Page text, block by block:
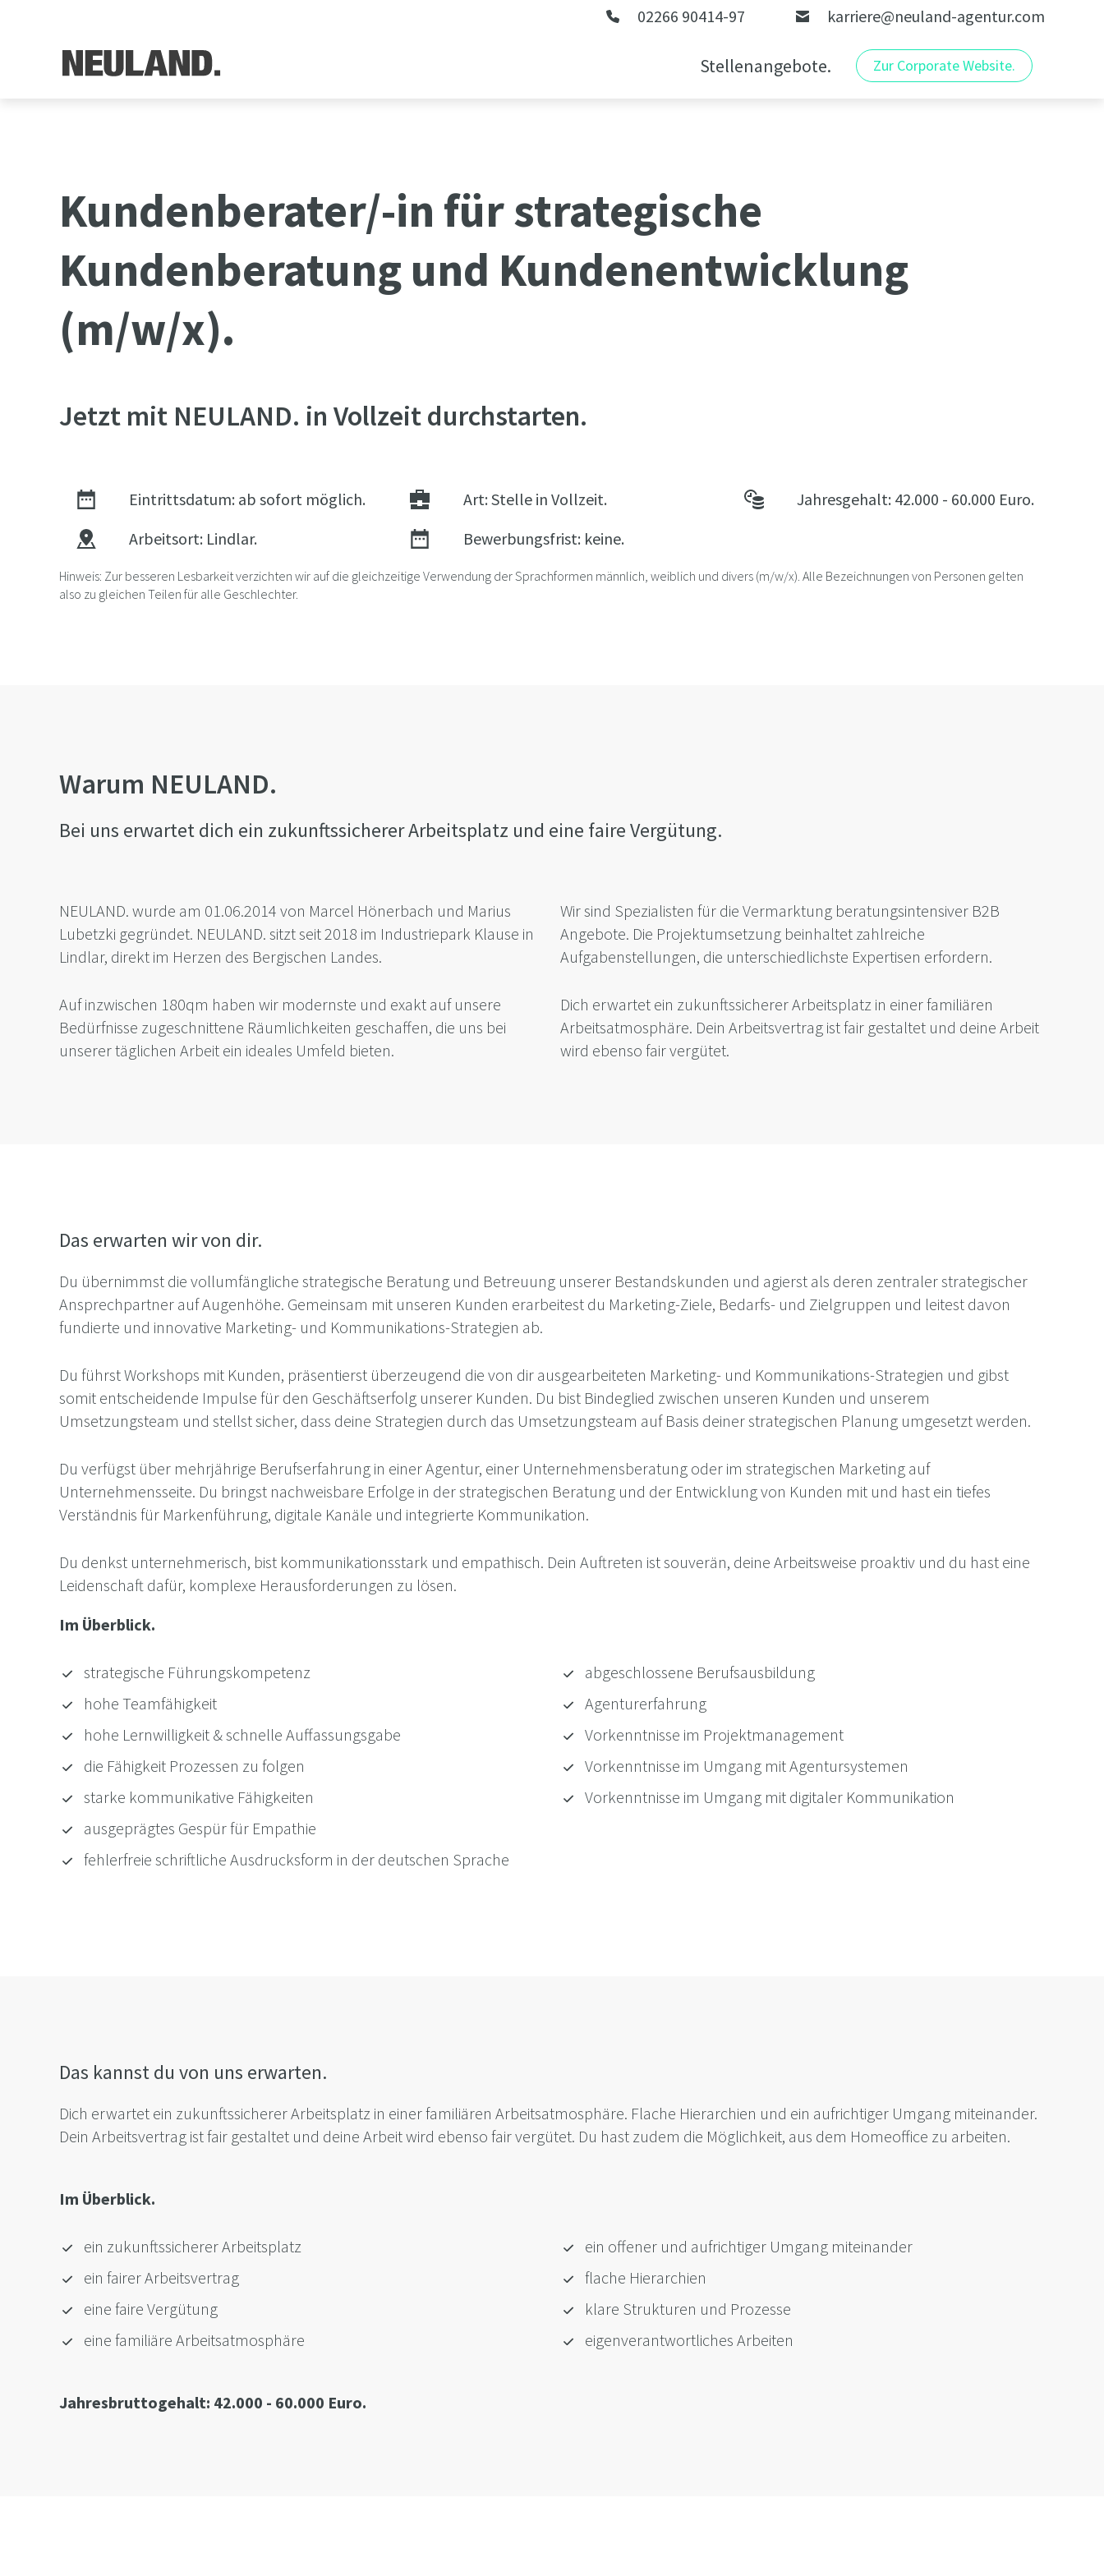
02266 90414-97 karriere@neuland-agentur.com
Stellenangebote. Zur Corporate Website.
Kundenberater/-in für strategische
Kundenberatung und Kundenentwicklung
(m/w/x).
Jetzt mit NEULAND. in Vollzeit durchstarten.
Eintrittsdatum: ab sofort möglich. Art: Stelle in Vollzeit.
Jahresgehalt: 42.000 - 60.000 Euro.
Arbeitsort: Lindlar.
Bewerbungsfrist: keine.
Hinweis: Zur besseren Lesbarkeit verzichten wir auf die gleichzeitige Verwendung der Sprachformen männlich, weiblich und divers (m/w/x). Alle Bezeichnungen von Personen gelten
also zu gleichen Teilen für alle Geschlechter.
Warum NEULAND.
Bei uns erwartet dich ein zukunftssicherer Arbeitsplatz und eine faire Vergütung.
NEULAND. wurde am 01.06.2014 von Marcel Hönerbach und Marius
Lubetzki gegründet. NEULAND. sitzt seit 2018 im Industriepark Klause in
Lindlar, direkt im Herzen des Bergischen Landes.
Auf inzwischen 180qm haben wir modernste und exakt auf unsere
Bedürfnisse zugeschnittene Räumlichkeiten geschaffen, die uns bei
unserer täglichen Arbeit ein ideales Umfeld bieten.
Wir sind Spezialisten für die Vermarktung beratungsintensiver B2B
Angebote. Die Projektumsetzung beinhaltet zahlreiche
Aufgabenstellungen, die unterschiedlichste Expertisen erfordern.
Dich erwartet ein zukunftssicherer Arbeitsplatz in einer familiären
Arbeitsatmosphäre. Dein Arbeitsvertrag ist fair gestaltet und deine Arbeit
wird ebenso fair vergütet.
Das erwarten wir von dir.
Du übernimmst die vollumfängliche strategische Beratung und Betreuung unserer Bestandskunden und agierst als deren zentraler strategischer
Ansprechpartner auf Augenhöhe. Gemeinsam mit unseren Kunden erarbeitest du Marketing-Ziele, Bedarfs- und Zielgruppen und leitest davon
fundierte und innovative Marketing- und Kommunikations-Strategien ab.
Du führst Workshops mit Kunden, präsentierst überzeugend die von dir ausgearbeiteten Marketing- und Kommunikations-Strategien und gibst
somit entscheidende Impulse für den Geschäftserfolg unserer Kunden. Du bist Bindeglied zwischen unseren Kunden und unserem
Umsetzungsteam und stellst sicher, dass deine Strategien durch das Umsetzungsteam auf Basis deiner strategischen Planung umgesetzt werden.
Du verfügst über mehrjährige Berufserfahrung in einer Agentur, einer Unternehmensberatung oder im strategischen Marketing auf
Unternehmensseite. Du bringst nachweisbare Erfolge in der strategischen Beratung und der Entwicklung von Kunden mit und hast ein tiefes
Verständnis für Markenführung, digitale Kanäle und integrierte Kommunikation.
Du denkst unternehmerisch, bist kommunikationsstark und empathisch. Dein Auftreten ist souverän, deine Arbeitsweise proaktiv und du hast eine
Leidenschaft dafür, komplexe Herausforderungen zu lösen.
Im Überblick.
strategische Führungskompetenz
hohe Teamfähigkeit
hohe Lernwilligkeit & schnelle Auffassungsgabe
die Fähigkeit Prozessen zu folgen
starke kommunikative Fähigkeiten
ausgeprägtes Gespür für Empathie
fehlerfreie schriftliche Ausdrucksform in der deutschen Sprache
abgeschlossene Berufsausbildung
Agenturerfahrung
Vorkenntnisse im Projektmanagement
Vorkenntnisse im Umgang mit Agentursystemen
Vorkenntnisse im Umgang mit digitaler Kommunikation
Das kannst du von uns erwarten.
Dich erwartet ein zukunftssicherer Arbeitsplatz in einer familiären Arbeitsatmosphäre. Flache Hierarchien und ein aufrichtiger Umgang miteinander.
Dein Arbeitsvertrag ist fair gestaltet und deine Arbeit wird ebenso fair vergütet. Du hast zudem die Möglichkeit, aus dem Homeoffice zu arbeiten.
Im Überblick.
ein zukunftssicherer Arbeitsplatz
ein fairer Arbeitsvertrag
eine faire Vergütung
eine familiäre Arbeitsatmosphäre
ein offener und aufrichtiger Umgang miteinander
flache Hierarchien
klare Strukturen und Prozesse
eigenverantwortliches Arbeiten
Jahresbruttogehalt: 42.000 - 60.000 Euro.